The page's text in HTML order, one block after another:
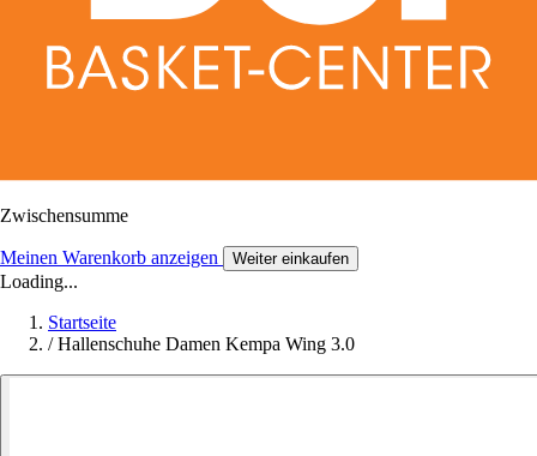
Zwischensumme
Meinen Warenkorb anzeigen Weiter einkaufen
Loading...
Startseite
/ Hallenschuhe Damen Kempa Wing 3.0